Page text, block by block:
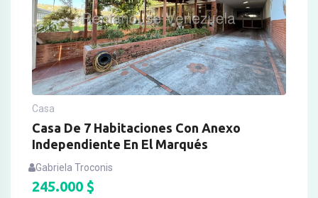
Casa
Casa De 7 Habitaciones Con Anexo
Independiente En El Marqués
Gabriela Troconis
245.000 $